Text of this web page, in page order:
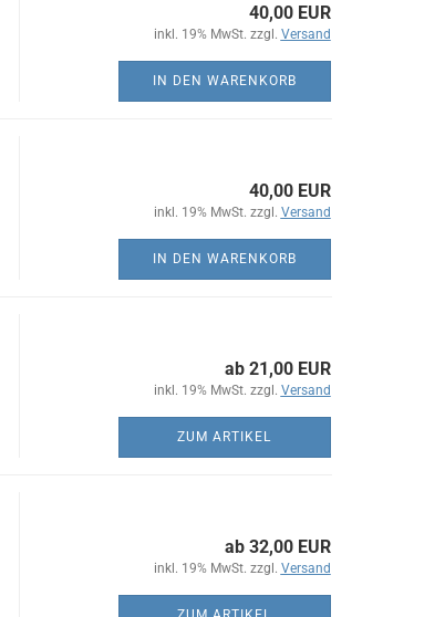
40,00 EUR
inkl. 19% MwSt. zzgl. Versand
IN DEN WARENKORB
40,00 EUR
inkl. 19% MwSt. zzgl. Versand
IN DEN WARENKORB
ab 21,00 EUR
inkl. 19% MwSt. zzgl. Versand
ZUM ARTIKEL
ab 32,00 EUR
inkl. 19% MwSt. zzgl. Versand